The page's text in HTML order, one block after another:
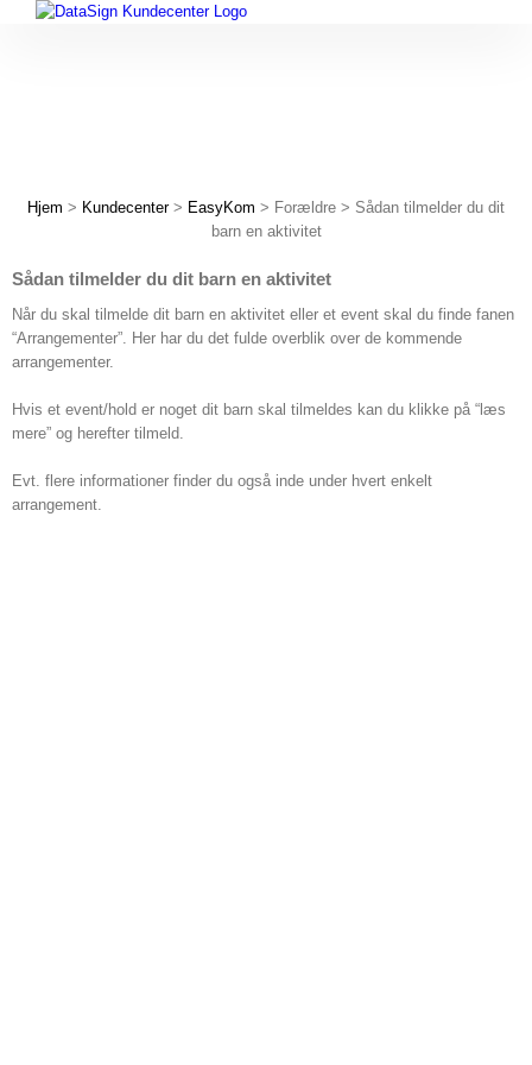
Hjem > Kundecenter> EasyKom > Forældre > Sådan tilmelder du dit
barn en aktivitet
Sådan tilmelder du dit barn en aktivitet
Når du skal tilmelde dit barn en aktivitet eller et event skal du finde fanen
“Arrangementer”. Her har du det fulde overblik over de kommende
arrangementer.
Hvis et event/hold er noget dit barn skal tilmeldes kan du klikke på “læs
mere” og herefter tilmeld.
Evt. flere informationer finder du også inde under hvert enkelt
arrangement.